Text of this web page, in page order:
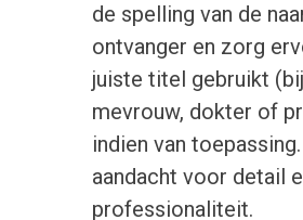
de spelling van de
ontvanger en zorg
juiste titel gebruikt
mevrouw, dokter of
indien van
aandacht voor detail
professionaliteit.